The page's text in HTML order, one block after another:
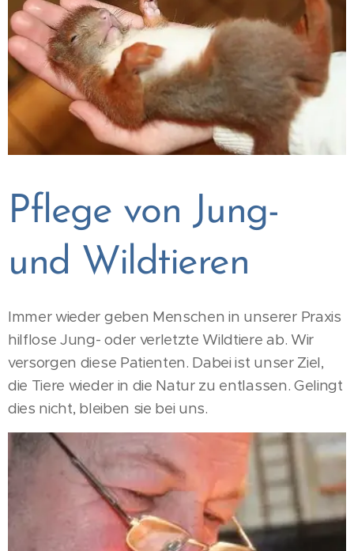
Pflege von Jung-
und Wildtieren
Immer wieder geben Menschen in unserer Praxis
hilflose Jung- oder verletzte Wildtiere ab. Wir
versorgen diese Patienten. Dabei ist unser Ziel,
die Tiere wieder in die Natur zu entlassen. Gelingt
dies nicht, bleiben sie bei uns.